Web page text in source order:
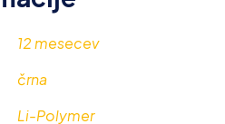
12 mesecev
črna
Li-Polymer